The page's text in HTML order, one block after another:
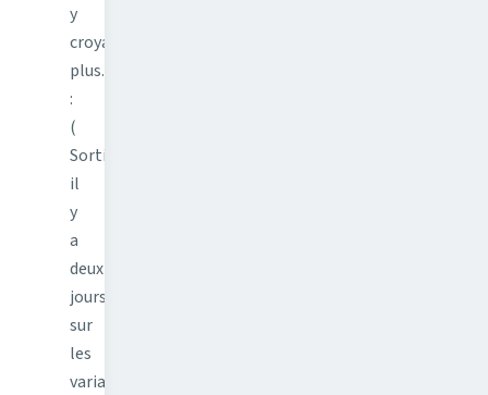
y
croyais
plus...
:
(
Sortie
il
y
a
deux
jours
sur
les
variantes